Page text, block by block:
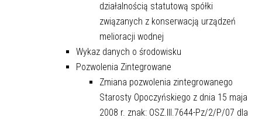
działalnością statutową spółki
związanych z konserwacją urządzeń
melioracji wodnej
Wykaz danych o środowisku
Pozwolenia Zintegrowane
Zmiana pozwolenia zintegrowanego
Starosty Opoczyńskiego z dnia 15 maja
2008 r. znak: OSZ.III.7644-Pz/2/P/07 dla